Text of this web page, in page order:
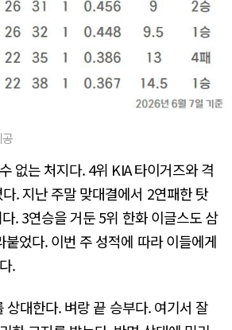
없는 처지다. 4위 KIA 타이거즈와 격
. 지난 주말 맞대결에서 2연패한 탓
. 3연승을 거둔 5위 한화 이글스도 삼
붙었다. 이번 주 성적에 따라 이들에게
.
상대한다. 벼랑 끝 승부다. 여기서 잘